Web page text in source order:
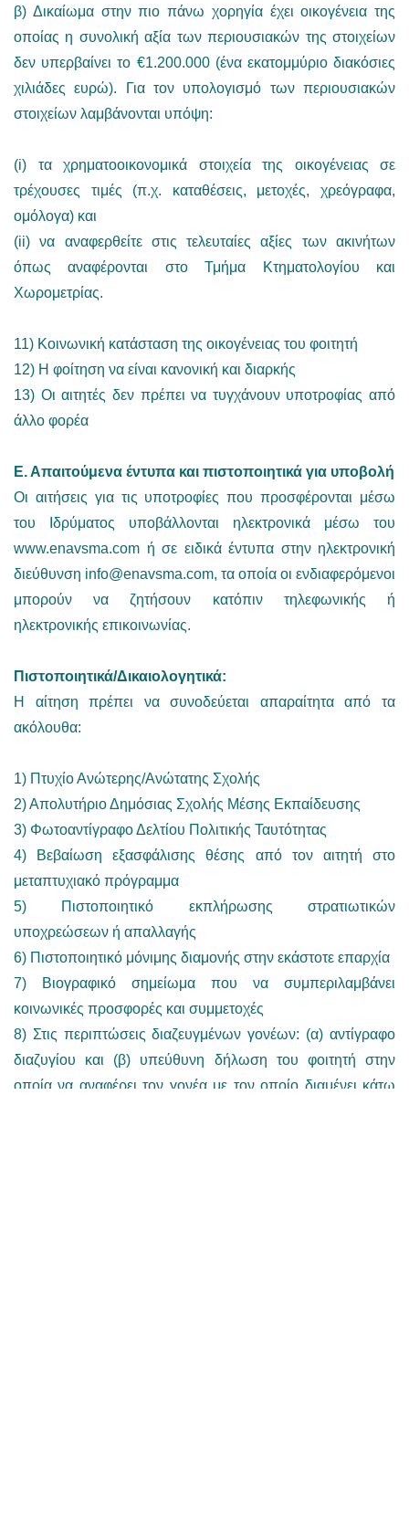
β) Δικαίωμα στην πιο πάνω χορηγία έχει οικογένεια της
οποίας η συνολική αξία των περιουσιακών της στοιχείων
δεν υπερβαίνει το €1.200.000 (ένα εκατομμύριο διακόσιες
χιλιάδες ευρώ). Για τον υπολογισμό των περιουσιακών
στοιχείων λαμβάνονται υπόψη:
(i) τα χρηματοοικονομικά στοιχεία της οικογένειας σε
τρέχουσες τιμές (π.χ. καταθέσεις, μετοχές, χρεόγραφα,
ομόλογα) και
(ii) να αναφερθείτε στις τελευταίες αξίες των ακινήτων
όπως αναφέρονται στο Τμήμα Κτηματολογίου και
Χωρομετρίας.
11) Κοινωνική κατάσταση της οικογένειας του φοιτητή
12) Η φοίτηση να είναι κανονική και διαρκής
13) Οι αιτητές δεν πρέπει να τυγχάνουν υποτροφίας από
άλλο φορέα
Ε. Απαιτούμενα έντυπα και πιστοποιητικά για υποβολή
Οι αιτήσεις για τις υποτροφίες που προσφέρονται μέσω
του Ιδρύματος υποβάλλονται ηλεκτρονικά μέσω του
www.enavsma.com ή σε ειδικά έντυπα στην ηλεκτρονική
διεύθυνση info@enavsma.com, τα οποία οι ενδιαφερόμενοι
μπορούν να ζητήσουν κατόπιν τηλεφωνικής ή
ηλεκτρονικής επικοινωνίας.
Πιστοποιητικά/Δικαιολογητικά:
Η αίτηση πρέπει να συνοδεύεται απαραίτητα από τα
ακόλουθα:
1) Πτυχίο Ανώτερης/Ανώτατης Σχολής
2) Απολυτήριο Δημόσιας Σχολής Μέσης Εκπαίδευσης
3) Φωτοαντίγραφο Δελτίου Πολιτικής Ταυτότητας
4) Βεβαίωση εξασφάλισης θέσης από τον αιτητή στο
μεταπτυχιακό πρόγραμμα
5) Πιστοποιητικό εκπλήρωσης στρατιωτικών
υποχρεώσεων ή απαλλαγής
6) Πιστοποιητικό μόνιμης διαμονής στην εκάστοτε επαρχία
7) Βιογραφικό σημείωμα που να συμπεριλαμβάνει
κοινωνικές προσφορές και συμμετοχές
8) Στις περιπτώσεις διαζευγμένων γονέων: (α) αντίγραφο
διαζυγίου και (β) υπεύθυνη δήλωση του φοιτητή στην
οποία να αναφέρει τον γονέα με τον οποίο διαμένει κάτω